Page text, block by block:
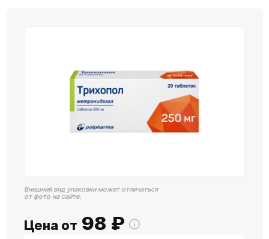
Внешний вид упаковки может отличаться
от фото на сайте.
Цена от 98 ₽